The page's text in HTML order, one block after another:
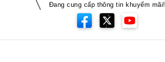
Đang cung cấp thông tin khuyếm mãi!